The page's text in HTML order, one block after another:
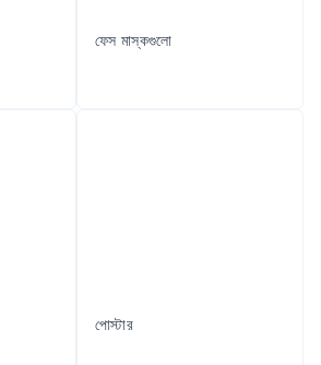
ফেস মাস্কগুলো
পোস্টার